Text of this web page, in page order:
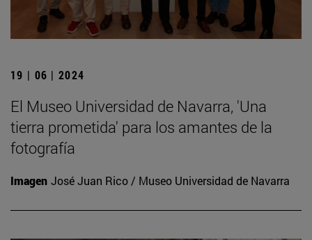
19 | 06 | 2024
El Museo Universidad de Navarra, 'Una
tierra prometida' para los amantes de la
fotografía
Imagen José Juan Rico / Museo Universidad de Navarra